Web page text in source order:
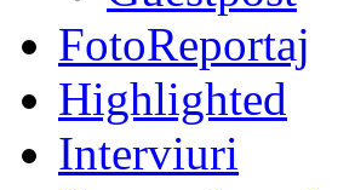
FotoReportaj
Highlighted
Interviuri